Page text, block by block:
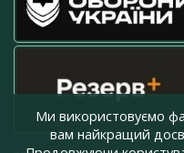
Ми використовуємо
вам найкращий